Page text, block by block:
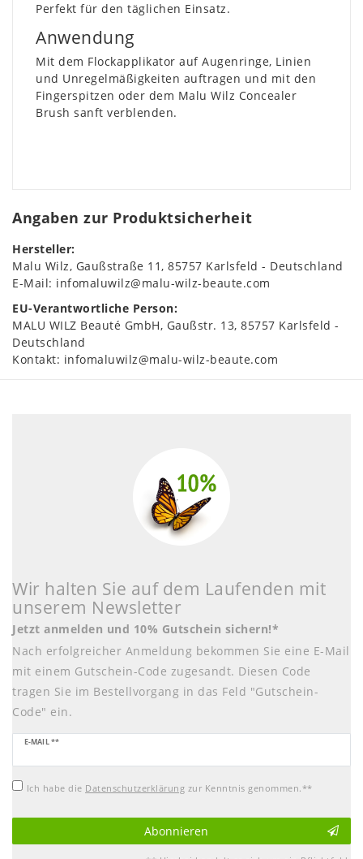
Perfekt für den täglichen Einsatz.
Anwendung
Mit dem Flockapplikator auf Augenringe, Linien
und Unregelmäßigkeiten auftragen und mit den
Fingerspitzen oder dem Malu Wilz Concealer
Brush sanft verblenden.
Angaben zur Produktsicherheit
Hersteller:
Malu Wilz Gaußstraße 11 85757 Karlsfeld
Deutschland
E-Mail: infomaluwilz@malu-wilz-beaute.com
EU-Verantwortliche Person:
MALU WILZ Beauté GmbH Gaußstr. 13 85757 Karlsfeld
Deutschland
Kontakt: infomaluwilz@malu-wilz-beaute.com
Wir halten Sie auf dem Laufenden mit
unserem Newsletter
Jetzt anmelden und 10% Gutschein sichern!*
Nach erfolgreicher Anmeldung bekommen Sie eine E-Mail
mit einem Gutschein-Code zugesandt. Diesen Code
tragen Sie im Bestellvorgang in das Feld "Gutschein-
Code" ein.
E-MAIL **
Newsletter
Honig
Ich habe die Daten­schutz­erklärung zur Kenntnis genommen.**
Abonnieren